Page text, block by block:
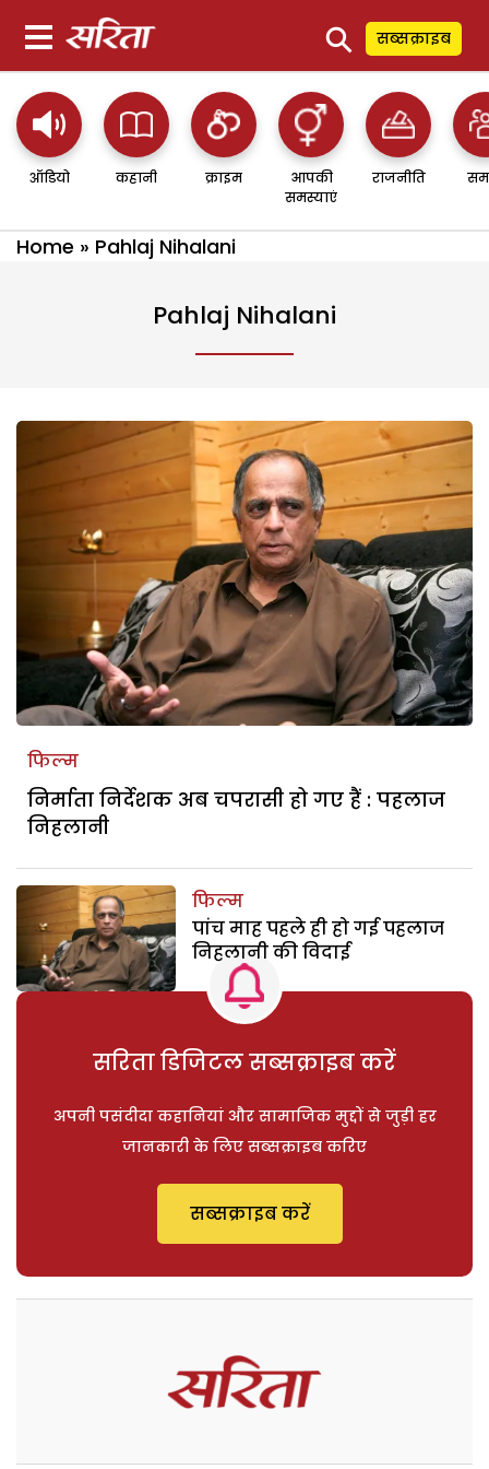
⚲ सब्सक्राइब
ऑडियो कहानी क्राइम
आपकी
समस्याएं
राजनीति
Home » Pahlaj Nihalani
Pahlaj Nihalani
फिल्म
निर्माता निर्देशक अब चपरासी हो गए हैं : पहलाज
निहलानी
फिल्म
पांच माह पहले ही हो गई पहलाज
निहलानी की विदाई
सरिता डिजिटल सब्सक्राइब करें
अपनी पसंदीदा कहानियां और सामाजिक मुद्दों से जुड़ी हर
जानकारी के लिए सब्सक्राइब करिए
सब्सक्राइब करें